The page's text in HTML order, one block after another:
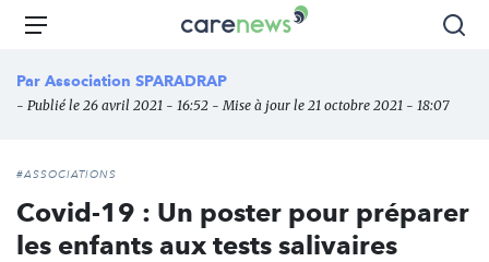
Aller
principal
Carenews,
média
des
Menu
Par Association SPARADRAP
- Publié le 26 avril 2021 - 16:52 - Mise à jour le 21 octobre 2021 - 18:07
#ASSOCIATIONS
Covid-19 : Un poster pour préparer
les enfants aux tests salivaires